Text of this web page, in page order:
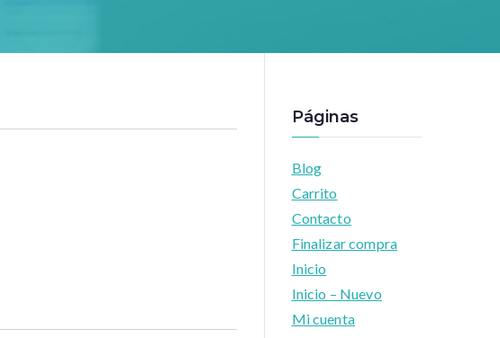
Páginas
Blog
Carrito
Contacto
Finalizar compra
Inicio
Inicio – Nuevo
Mi cuenta